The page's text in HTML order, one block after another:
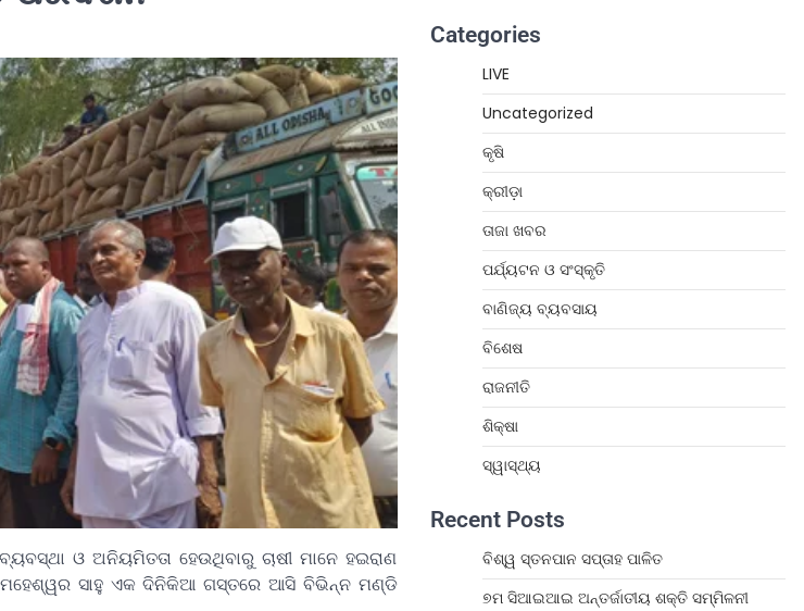
ଓ ଅନିୟମିତତା ହେଉଥିବାରୁ ଚାଷୀ ମାନେ ହଇରାଣ
ମହେଶ୍ୱର ସାହୁ ଏକ ଦିନିକିଆ ଗସ୍ତରେ ଆସି ବିଭିନ୍ନ ମଣ୍ଡି
Categories
LIVE
Uncategorized
କୃଷି
କ୍ରୀଡ଼ା
ତାଜା ଖବର
ପର୍ଯ୍ୟଟନ ଓ ସଂସ୍କୃତି
ବାଣିଜ୍ୟ ବ୍ୟବସାୟ
ବିଶେଷ
ରାଜନୀତି
ଶିକ୍ଷା
ସ୍ୱାସ୍ଥ୍ୟ
Recent Posts
ବିଶ୍ୱ ସ୍ତନପାନ ସପ୍ତାହ ପାଳିତ
୭ମ ସିଆଇଆଇ ଅନ୍ତର୍ଜାତୀୟ ଶକ୍ତି ସମ୍ମିଳନୀ